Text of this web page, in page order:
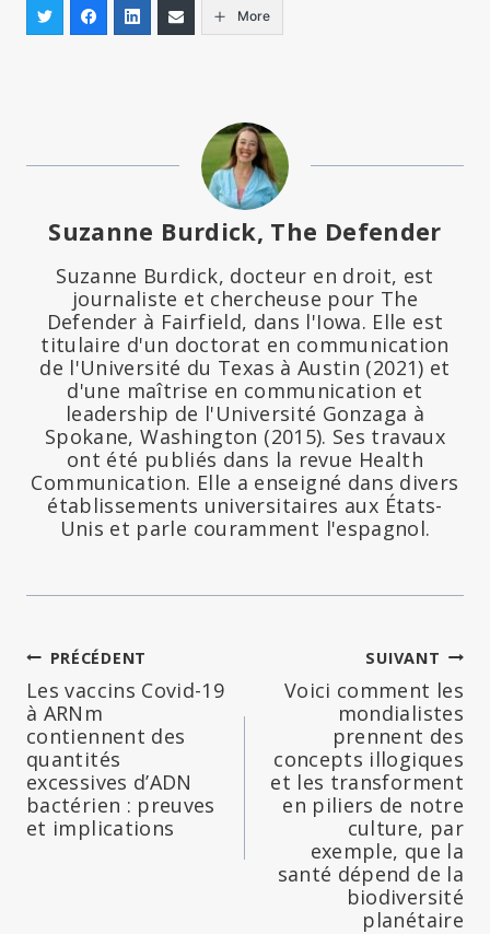
More
Suzanne Burdick, The Defender
Suzanne Burdick, docteur en droit, est
journaliste et chercheuse pour The
Defender à Fairfield, dans l'Iowa. Elle est
titulaire d'un doctorat en communication
de l'Université du Texas à Austin (2021) et
d'une maîtrise en communication et
leadership de l'Université Gonzaga à
Spokane, Washington (2015). Ses travaux
ont été publiés dans la revue Health
Communication. Elle a enseigné dans divers
établissements universitaires aux États-
Unis et parle couramment l'espagnol.
Navigation
de
l’article
PRÉCÉDENT
Les vaccins Covid-19
à ARNm
contiennent des
quantités
excessives d’ADN
bactérien : preuves
et implications
SUIVANT
Voici comment les
mondialistes
prennent des
concepts illogiques
et les transforment
en piliers de notre
culture, par
exemple, que la
santé dépend de la
biodiversité
planétaire